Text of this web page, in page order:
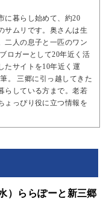
に暮らし始めて、約20
サムリです。奥さんは生
二人の息子と一匹のワン
ロガーとして20年近く活
たサイトを10年近く運
。 三郷に引っ越してきた
らしている方まで。老若
ょっぴり役に立つ情報を
）ららぽーと新三郷